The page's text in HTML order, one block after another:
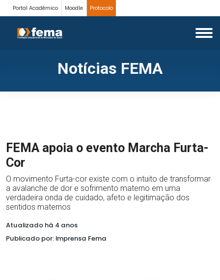
Portal Acadêmico Moodle Protocolo
Notícias FEMA
FEMA apoia o evento Marcha Furta-
Cor
O movimento Furta-cor existe com o intuito de transformar
a avalanche de dor e sofrimento materno em uma
verdadeira onda de cuidado, afeto e legitimação dos
sentidos maternos
Atualizado há 4 anos
Publicado por: Imprensa Fema